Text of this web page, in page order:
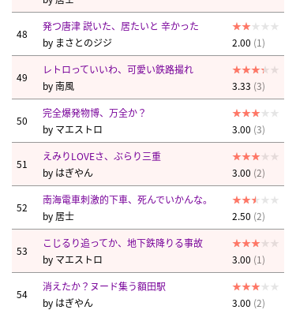
48
発つ唐津 説いた、居たいと 辛かった
by まさとのジジ 2.00 (1)
49
レトロっていいわ、可愛い鉄路撮れ
by南風 3.33 (3)
50
完全爆発物博、万全か？
by マエストロ 3.00 (3)
51
えみりLOVEさ、ぶらり三重
by はぎやん 3.00 (2)
52
南海電車刺激的下車、死んでいかんな。
by 居士 2.50 (2)
53
こじるり追ってか、地下鉄降りる事故
by マエストロ 3.00 (1)
54
消えたか？ヌード集う額田駅
by はぎやん 3.00 (2)